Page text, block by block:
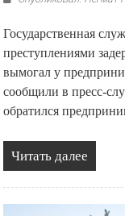
Государственная
преступлениями
вымогал у
сообщили в пресс-
обратился
Читать далее